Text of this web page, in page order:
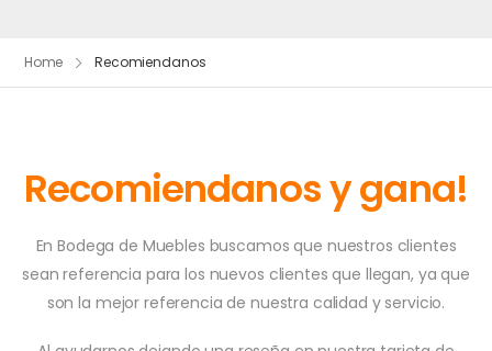
Home Recomiendanos
Recomiendanos y gana!
En Bodega de Muebles buscamos que nuestros clientes
sean referencia para los nuevos clientes que llegan, ya que
son la mejor referencia de nuestra calidad y servicio.